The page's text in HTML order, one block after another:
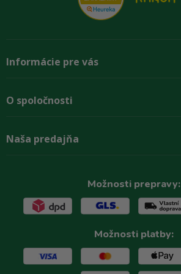
Informácie pre vás
Preprava a platba
Rady zákazníkom
O spoločnosti
O firme
Naša predajňa
Možnosti prepravy:
Možnosti platby: